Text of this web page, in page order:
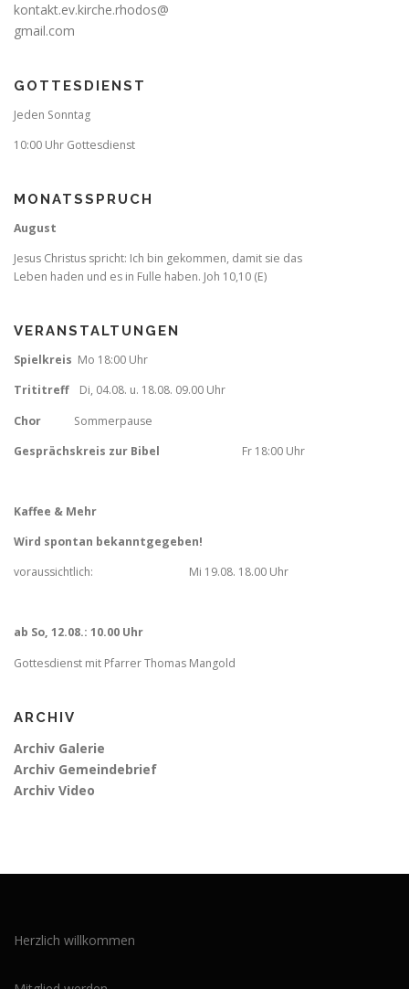
kontakt.ev.kirche.rhodos@
gmail.com
GOTTESDIENST
Jeden Sonntag
10:00 Uhr Gottesdienst
MONATSSPRUCH
August
Jesus Christus spricht: Ich bin gekommen, damit sie das
Leben haden und es in Fulle haben. Joh 10,10 (E)
VERANSTALTUNGEN
Spielkreis Mo 18:00 Uhr
TrititreffDi, 04.08. u. 18.08. 09.00 Uhr
Chor Sommerpause
Gesprächskreis zur Bibel Fr 18:00 Uhr
Kaffee & Mehr
Wird spontan bekanntgegeben!
voraussichtlich: Mi 19.08. 18.00 Uhr
ab So, 12.08.: 10.00 Uhr
Gottesdienst mit Pfarrer Thomas Mangold
ARCHIV
Archiv Galerie
Archiv Gemeindebrief
Archiv Video
Herzlich willkommen